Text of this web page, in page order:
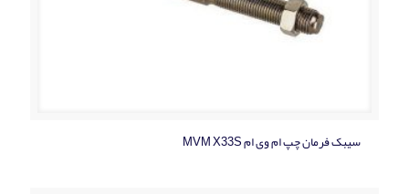
سیبک فرمان چپ ام وی ام MVM X33S